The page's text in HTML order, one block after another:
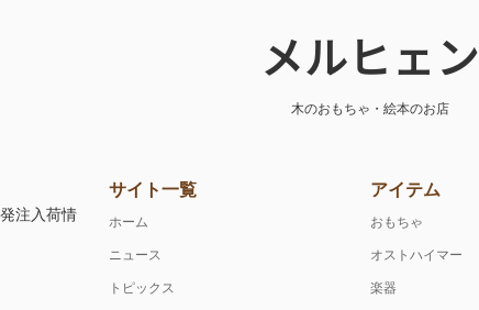
メルヒェン
木のおもちゃ・絵本のお店
注入荷情
サイト一覧
ホーム
ニュース
トピックス
アイテム
おもちゃ
オストハイマー
楽器